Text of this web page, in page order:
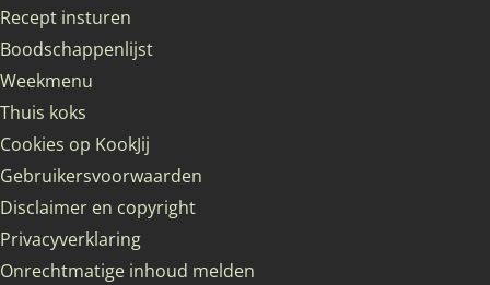
Recept insturen
Boodschappenlijst
Weekmenu
Thuis koks
Cookies op KookJij
Gebruikersvoorwaarden
Disclaimer en copyright
Privacyverklaring
Onrechtmatige inhoud melden